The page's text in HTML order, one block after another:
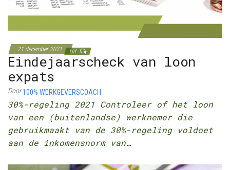
21 december 2021 Uit
Eindejaarscheck van loon
expats
Door100% WERKGEVERSCOACH
30%-regeling 2021 Controleer of het loon
van een (buitenlandse) werknemer die
gebruikmaakt van de 30%-regeling voldoet
aan de inkomensnorm van…